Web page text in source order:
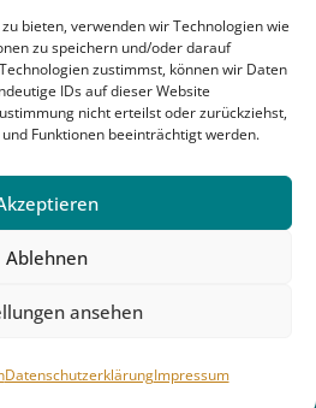
bieten, verwenden wir Technologien wie
zu speichern und/oder darauf
zustimmst, können wir Daten
IDs auf dieser Website
nicht erteilst oder zurückziehst,
Funktionen beeinträchtigt werden.
Ablehnen
ansehen
DatenschutzerklärungImpressum
Alle Rechte vorbehalten.